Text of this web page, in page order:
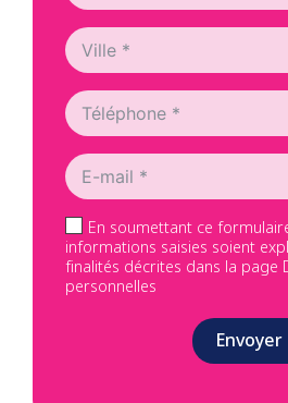
En soumettant ce
informations saisies soient
finalités décrites dans la page
personnelles